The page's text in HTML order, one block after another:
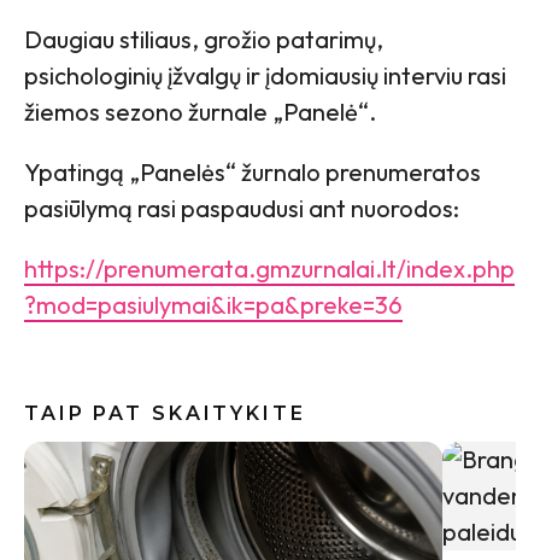
Daugiau stiliaus, grožio patarimų,
psichologinių įžvalgų ir įdomiausių interviu rasi
žiemos sezono žurnale „Panelė“.
Ypatingą „Panelės“ žurnalo prenumeratos
pasiūlymą rasi paspaudusi ant nuorodos:
https://prenumerata.gmzurnalai.lt/index.php
?mod=pasiulymai&ik=pa&preke=36
TAIP PAT SKAITYKITE